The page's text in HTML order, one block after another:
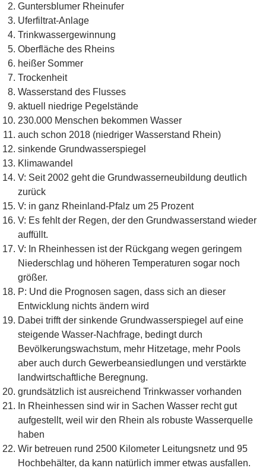
Guntersblumer Rheinufer
Uferfiltrat-Anlage
Trinkwassergewinnung
Oberfläche des Rheins
heißer Sommer
Trockenheit
Wasserstand des Flusses
aktuell niedrige Pegelstände
230.000 Menschen bekommen Wasser
auch schon 2018 (niedriger Wasserstand Rhein)
sinkende Grundwasserspiegel
Klimawandel
V: Seit 2002 geht die Grundwasserneubildung deutlich
zurück
V: in ganz Rheinland-Pfalz um 25 Prozent
V: Es fehlt der Regen, der den Grundwasserstand wieder
auffüllt.
V: In Rheinhessen ist der Rückgang wegen geringem
Niederschlag und höheren Temperaturen sogar noch
größer.
P: Und die Prognosen sagen, dass sich an dieser
Entwicklung nichts ändern wird
Dabei trifft der sinkende Grundwasserspiegel auf eine
steigende Wasser-Nachfrage, bedingt durch
Bevölkerungswachstum, mehr Hitzetage, mehr Pools
aber auch durch Gewerbeansiedlungen und verstärkte
landwirtschaftliche Beregnung.
grundsätzlich ist ausreichend Trinkwasser vorhanden
In Rheinhessen sind wir in Sachen Wasser recht gut
aufgestellt, weil wir den Rhein als robuste Wasserquelle
haben
Wir betreuen rund 2500 Kilometer Leitungsnetz und 95
Hochbehälter, da kann natürlich immer etwas ausfallen.